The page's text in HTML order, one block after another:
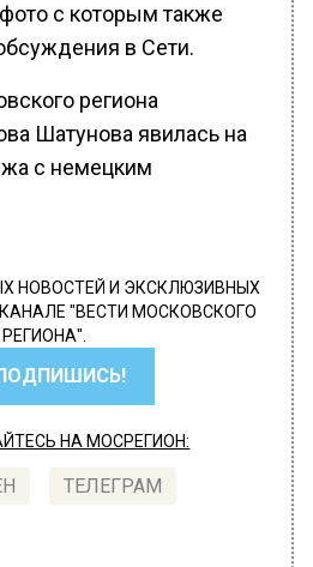
с которым также
в Сети.
региона
Шатунова явилась на
с немецким
НОВОСТЕЙ И ЭКСКЛЮЗИВНЫХ
"ВЕСТИ МОСКОВСКОГО
РЕГИОНА".
НА МОСРЕГИОН:
ТЕЛЕГРАМ